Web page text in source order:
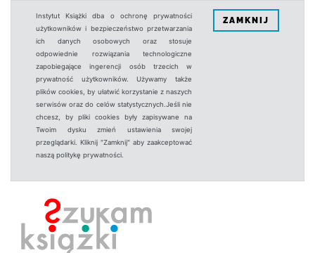
Instytut Książki dba o ochronę prywatności
użytkowników i bezpieczeństwo przetwarzania
ich danych osobowych oraz stosuje
odpowiednie rozwiązania technologiczne
zapobiegające ingerencji osób trzecich w
prywatność użytkowników. Używamy także
plików cookies, by ułatwić korzystanie z naszych
serwisów oraz do celów statystycznych.Jeśli nie
chcesz, by pliki cookies były zapisywane na
Twoim dysku zmień ustawienia swojej
przeglądarki. Kliknij "Zamknij" aby zaakceptować
naszą politykę prywatności.
ZAMKNIJ